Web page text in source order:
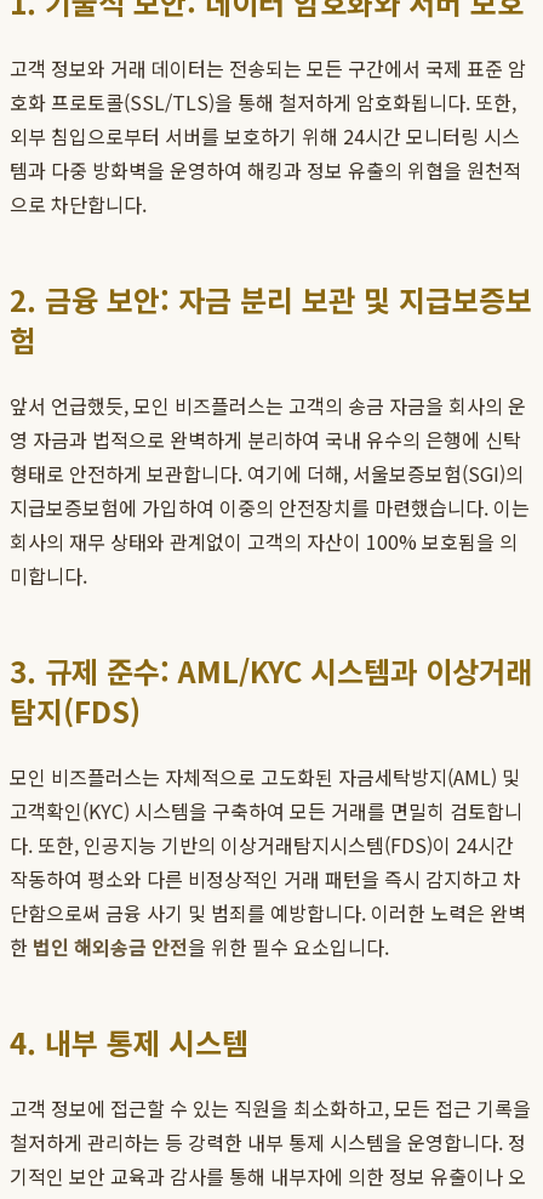
고객 정보와 거래 데이터는 전송되는 모든 구간에서 국제 표준 암
호화 프로토콜(SSL/TLS)을 통해 철저하게 암호화됩니다. 또한,
외부 침입으로부터 서버를 보호하기 위해 24시간 모니터링 시스
템과 다중 방화벽을 운영하여 해킹과 정보 유출의 위협을 원천적
으로 차단합니다.
2. 금융 보안: 자금 분리 보관 및 지급보증보
험
앞서 언급했듯, 모인 비즈플러스는 고객의 송금 자금을 회사의 운
영 자금과 법적으로 완벽하게 분리하여 국내 유수의 은행에 신탁
형태로 안전하게 보관합니다. 여기에 더해, 서울보증보험(SGI)의
지급보증보험에 가입하여 이중의 안전장치를 마련했습니다. 이는
회사의 재무 상태와 관계없이 고객의 자산이 100% 보호됨을 의
미합니다.
3. 규제 준수: AML/KYC 시스템과 이상거래
탐지(FDS)
모인 비즈플러스는 자체적으로 고도화된 자금세탁방지(AML) 및
고객확인(KYC) 시스템을 구축하여 모든 거래를 면밀히 검토합니
다. 또한, 인공지능 기반의 이상거래탐지시스템(FDS)이 24시간
작동하여 평소와 다른 비정상적인 거래 패턴을 즉시 감지하고 차
단함으로써 금융 사기 및 범죄를 예방합니다. 이러한 노력은 완벽
한 법인 해외송금 안전을 위한 필수 요소입니다.
4. 내부 통제 시스템
고객 정보에 접근할 수 있는 직원을 최소화하고, 모든 접근 기록을
철저하게 관리하는 등 강력한 내부 통제 시스템을 운영합니다. 정
기적인 보안 교육과 감사를 통해 내부자에 의한 정보 유출이나 오